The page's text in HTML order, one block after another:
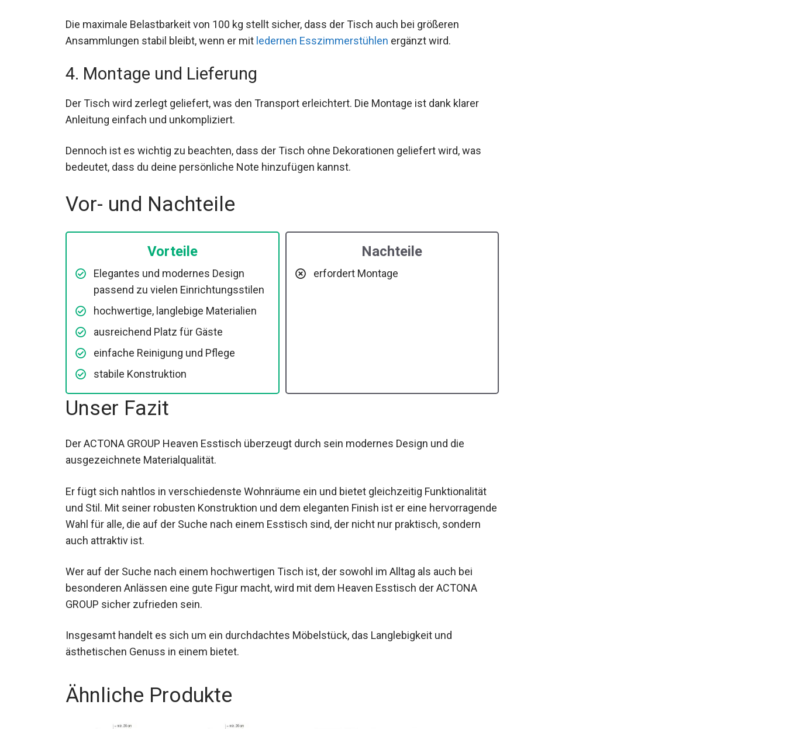
Die maximale Belastbarkeit von 100 kg stellt sicher, dass der Tisch auch bei größeren
Ansammlungen stabil bleibt, wenn er mit ledernen Esszimmerstühlen ergänzt wird.
4. Montage und Lieferung
Der Tisch wird zerlegt geliefert, was den Transport erleichtert. Die Montage ist dank klarer
Anleitung einfach und unkompliziert.
Dennoch ist es wichtig zu beachten, dass der Tisch ohne Dekorationen geliefert wird, was
bedeutet, dass du deine persönliche Note hinzufügen kannst.
Vor- und Nachteile
Vorteile
Elegantes und modernes Design
passend zu vielen Einrichtungsstilen
hochwertige, langlebige Materialien
ausreichend Platz für Gäste
einfache Reinigung und Pflege
stabile Konstruktion
Nachteile
erfordert Montage
Unser Fazit
Der ACTONA GROUP Heaven Esstisch überzeugt durch sein modernes Design und die
ausgezeichnete Materialqualität.
Er fügt sich nahtlos in verschiedenste Wohnräume ein und bietet gleichzeitig Funktionalität
und Stil. Mit seiner robusten Konstruktion und dem eleganten Finish ist er eine hervorragende
Wahl für alle, die auf der Suche nach einem Esstisch sind, der nicht nur praktisch, sondern
auch attraktiv ist.
Wer auf der Suche nach einem hochwertigen Tisch ist, der sowohl im Alltag als auch bei
besonderen Anlässen eine gute Figur macht, wird mit dem Heaven Esstisch der ACTONA
GROUP sicher zufrieden sein.
Insgesamt handelt es sich um ein durchdachtes Möbelstück, das Langlebigkeit und
ästhetischen Genuss in einem bietet.
Ähnliche Produkte